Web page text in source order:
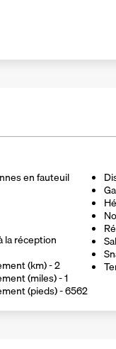
en fauteuil
la réception
(km) - 2
(miles) - 1
(pieds) - 6562